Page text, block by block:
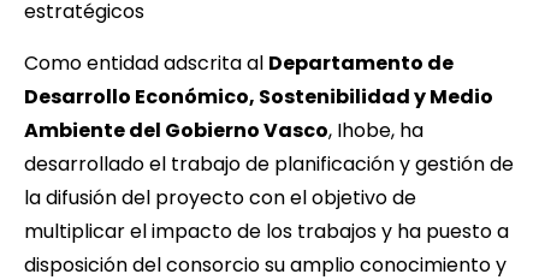
estratégicos
Como entidad adscrita al Departamento de
Desarrollo Económico, Sostenibilidad y Medio
Ambiente del Gobierno Vasco, Ihobe, ha
desarrollado el trabajo de planificación y gestión de
la difusión del proyecto con el objetivo de
multiplicar el impacto de los trabajos y ha puesto a
disposición del consorcio su amplio conocimiento y